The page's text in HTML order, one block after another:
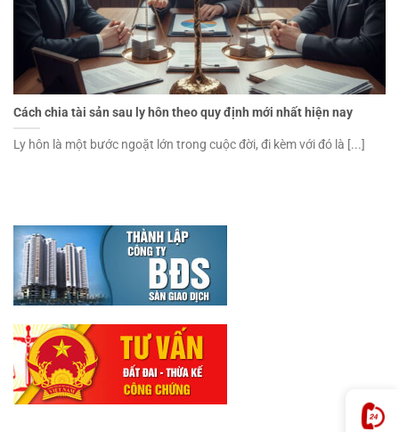
Cách chia tài sản sau ly hôn theo quy định mới nhất hiện nay
Ly hôn là một bước ngoặt lớn trong cuộc đời, đi kèm với đó là [...]